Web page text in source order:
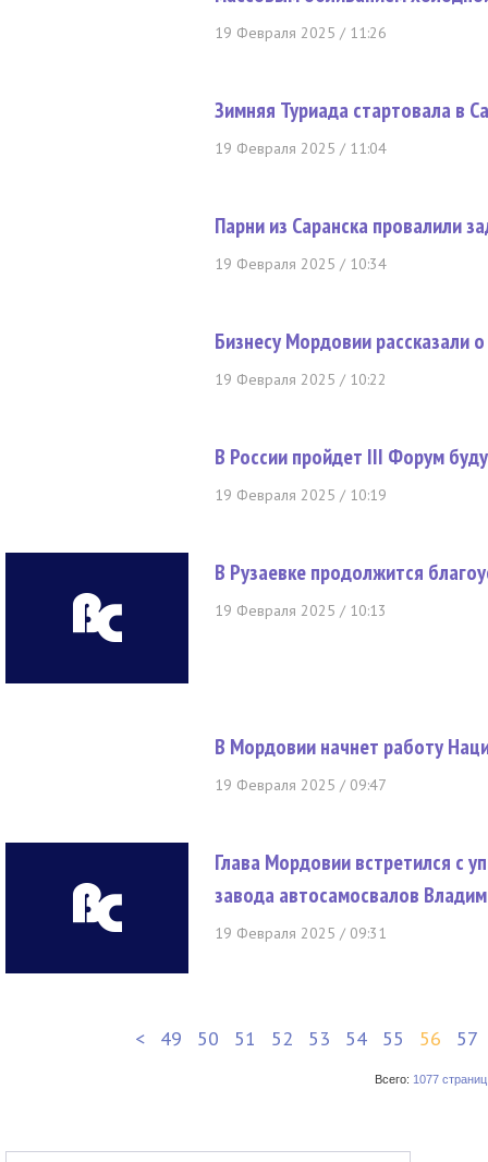
19 Февраля 2025 / 11:26
Зимняя Туриада стартовала в
19 Февраля 2025 / 11:04
Парни из Саранска провалили
19 Февраля 2025 / 10:34
Бизнесу Мордовии рассказали
19 Февраля 2025 / 10:22
В России пройдет III Форум
19 Февраля 2025 / 10:19
В Рузаевке продолжится
19 Февраля 2025 / 10:13
В Мордовии начнет работу
19 Февраля 2025 / 09:47
Глава Мордовии встретился с
завода автосамосвалов
19 Февраля 2025 / 09:31
< 49 50 51 52 53 54 55 56 57
Всего: 1077 страниц